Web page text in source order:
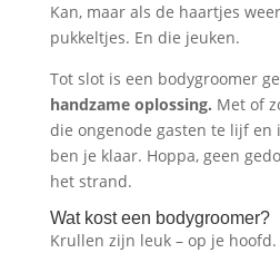
Kan, maar als de haartjes
pukkeltjes. En die jeuken.
Tot slot is een bodygroomer
handzame oplossing. Met of
die ongenode gasten te lijf en
ben je klaar. Hoppa, geen
het strand.
Wat kost een bodygroomer?
Krullen zijn leuk – op je